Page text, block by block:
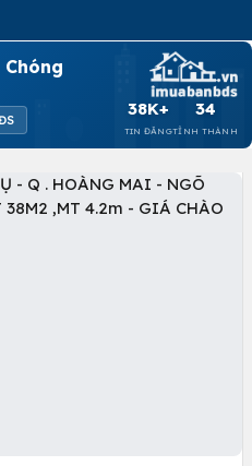
Chóng
38K+
TIN ĐĂNG
34
TỈNH THÀNH